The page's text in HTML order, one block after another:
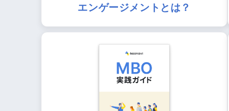
エンゲージメントとは？